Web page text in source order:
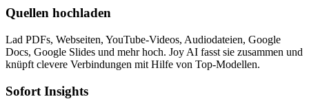
Quellen hochladen
Lad PDFs, Webseiten, YouTube-Videos, Audiodateien, Google
Docs, Google Slides und mehr hoch. Joy AI fasst sie zusammen und
knüpft clevere Verbindungen mit Hilfe von Top-Modellen.
Sofort Insights